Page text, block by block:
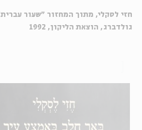
חזי לסקלי, מתוך המחזור "שעור
גולדברג, הוצאת הליקון, 1992